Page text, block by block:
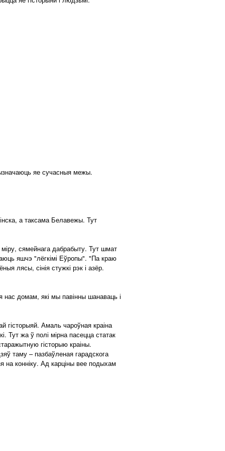
яе сучасныя межы.
а таксама Белавежы. Тут
сямейнага дабрабыту. Тут шмат
яшчэ "лёгкімі Еўропы". "Па краю
лясы, сінія стужкі рэк і азёр.
домам, які мы павінны шанаваць і
гісторыяй. Амаль чароўная краіна
Тут жа ў полі мірна пасецца статак
гісторыю краіны.
таму – пазбаўленая гарадскога
на конніку. Ад карціны вее подыхам